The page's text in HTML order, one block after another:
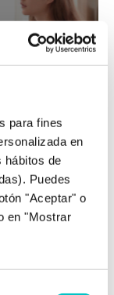
para fines
en
hábitos de
Puedes
"Aceptar" o
en "Mostrar